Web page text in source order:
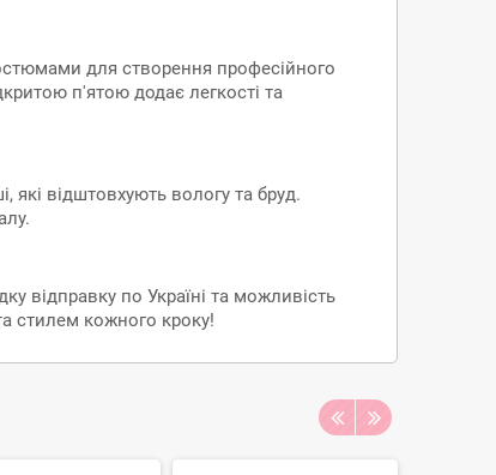
для створення професійного
п'ятою додає легкості та
які відштовхують вологу та бруд.
відправку по Україні та можливість
стилем кожного кроку!